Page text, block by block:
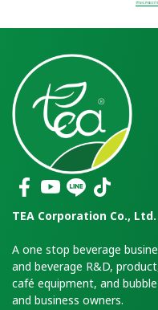
TEA Corporation Co., Ltd.
A one stop beverage
and beverage R&D,
café equipment, and
and business owners.